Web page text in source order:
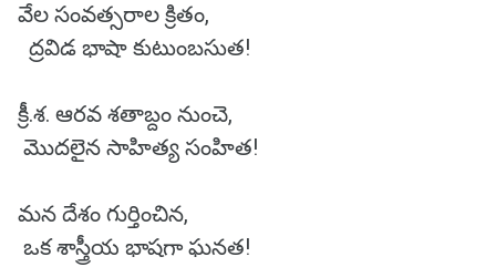
వేల సంవత్సరాల క్రితం,
ద్రవిడ భాషా కుటుంబసుత!
క్రీ.శ. ఆరవ శతాబ్దం నుంచె,
మొదలైన సాహిత్య సంహిత!
మన దేశం గుర్తించిన,
ఒక శాస్త్రీయ భాషగా ఘనత!